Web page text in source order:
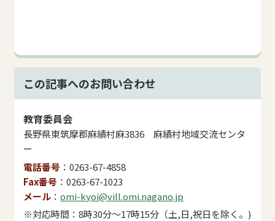
この記事へのお問い合わせ
教育委員会
長野県東筑摩郡麻績村麻3836 麻績村地域交流センタ
ー
電話番号
0263-67-4858
Fax番号
0263-67-1023
メール
omi-kyoi@vill.omi.nagano.jp
※対応時間：8時30分～17時15分（土,日,祝日を除く。)